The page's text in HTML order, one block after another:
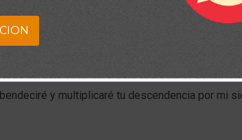
Abimelec lo persiguió por mentir, los
e incluso después de que se mudara y
parecía estar en orden, apareció el Señor.
y multiplicaré tu descendencia por mi